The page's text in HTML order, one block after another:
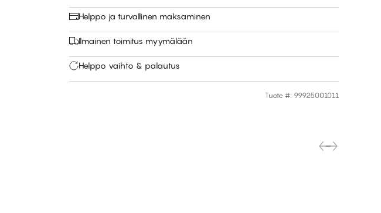
Helppo ja turvallinen maksaminen
Ilmainen toimitus myymälään
Helppo vaihto & palautus
Tuote #: 99925001011